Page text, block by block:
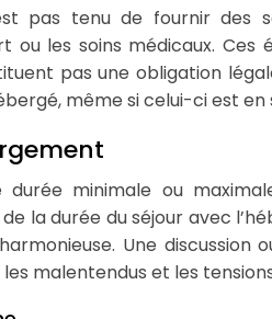
pas tenu de fournir des
ou les soins médicaux.
pas une obligation
même si celui-ci est
durée minimale ou
la durée du séjour avec
Une
malentendus et les